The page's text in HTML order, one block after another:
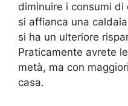
diminuire i consumi di
si affianca una
si ha un ulteriore
Praticamente avrete
metà, ma con maggiori
casa.